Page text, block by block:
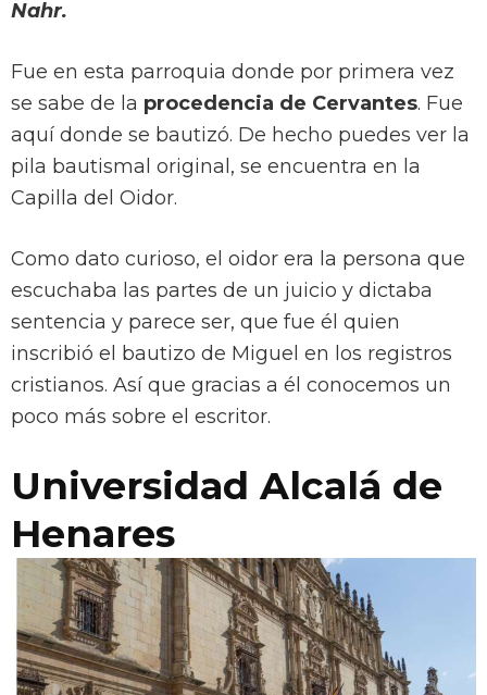
Nahr.
Fue en esta parroquia donde por primera vez
se sabe de la procedencia de Cervantes. Fue
aquí donde se bautizó. De hecho puedes ver la
pila bautismal original, se encuentra en la
Capilla del Oidor.
Como dato curioso, el oidor era la persona que
escuchaba las partes de un juicio y dictaba
sentencia y parece ser, que fue él quien
inscribió el bautizo de Miguel en los registros
cristianos. Así que gracias a él conocemos un
poco más sobre el escritor.
Universidad Alcalá de
Henares